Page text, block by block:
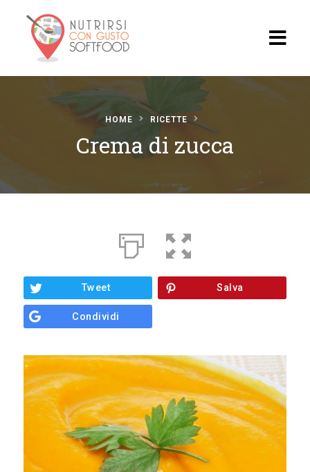
Ricette
Progett
o
HOME RICETTE
Crema di zucca
Tweet Salva
Condividi